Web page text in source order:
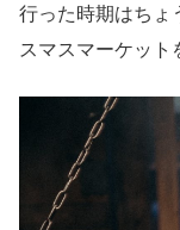
行った時期はちょ
スマスマーケット